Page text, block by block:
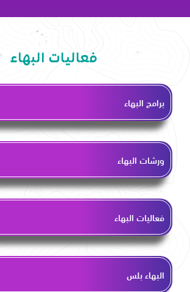
فعاليات البهاء
برامج البهاء
ورشات البهاء
فعاليات البهاء
البهاء بلس